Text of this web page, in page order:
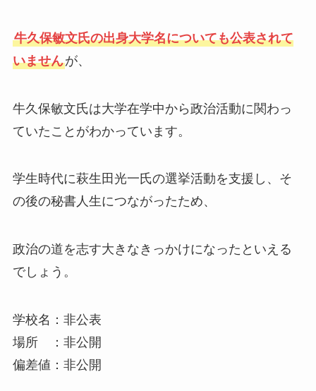
牛久保敏文氏の出身大学名についても公表されて
いませんが、
牛久保敏文氏は大学在学中から政治活動に関わっ
ていたことがわかっています。
学生時代に萩生田光一氏の選挙活動を支援し、そ
の後の秘書人生につながったため、
政治の道を志す大きなきっかけになったといえる
でしょう。
学校名：非公表
場所 ：非公開
偏差値：非公開